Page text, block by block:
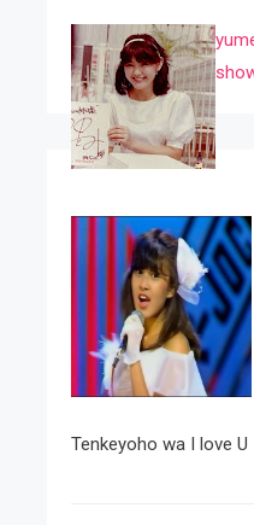
Tenkeyoho wa I love U